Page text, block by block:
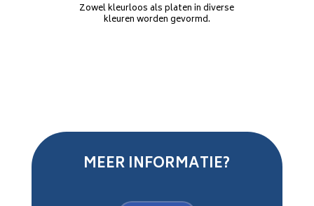
Zowel kleurloos als platen in diverse
kleuren worden gevormd.
MEER INFORMATIE?